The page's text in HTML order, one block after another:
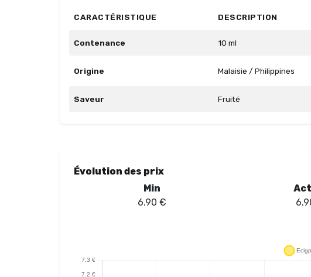
CARACTÉRISTIQUE DESCRIPTION
Contenance 10 ml
Origine Malaisie / Philippines
Saveur Fruité
Évolution des prix
Min
6.90 €